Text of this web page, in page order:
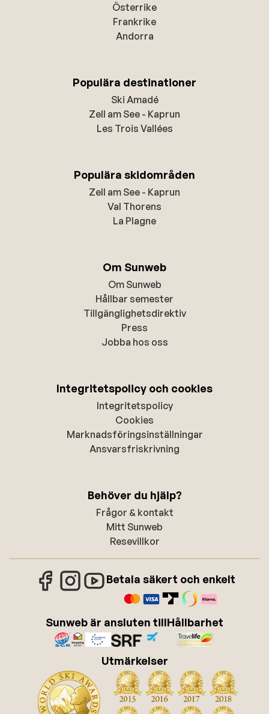
Österrike
Frankrike
Andorra
Populära destinationer
Ski Amadé
Zell am See - Kaprun
Les Trois Vallées
Populära skidområden
Zell am See - Kaprun
Val Thorens
La Plagne
Om Sunweb
Om Sunweb
Hållbar semester
Tillgänglighetsdirektiv
Press
Jobba hos oss
Integritetspolicy och cookies
Integritetspolicy
Cookies
Marknadsföringsinställningar
Ansvarsfriskrivning
Behöver du hjälp?
Frågor & kontakt
Mitt Sunweb
Resevillkor
Betala säkert och enkelt
Sunweb är ansluten tillHållbarhet
Utmärkelser